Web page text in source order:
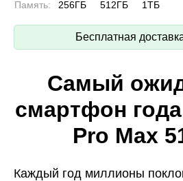
Память: 256ГБ 512ГБ 1ТБ
Бесплатная
Самый
смартфон
Pro Max
Каждый год миллионы